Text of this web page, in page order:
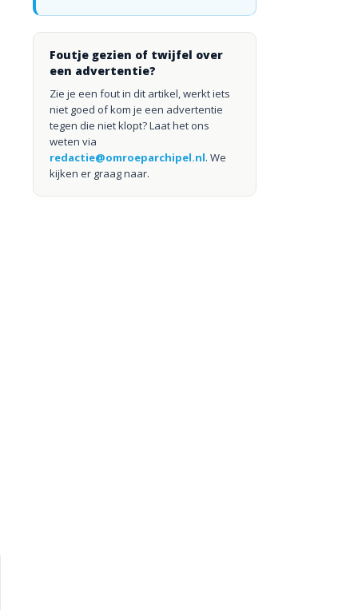
Foutje gezien of twijfel over
een advertentie?
Zie je een fout in dit artikel, werkt iets
niet goed of kom je een advertentie
tegen die niet klopt? Laat het ons
weten via
redactie@omroeparchipel.nl. We
kijken er graag naar.